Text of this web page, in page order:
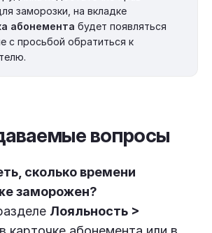
заморозки, на вкладке
абонемента будет появляться
с просьбой обратиться к
вопросы
сколько времени
заморожен?
Лояльность >